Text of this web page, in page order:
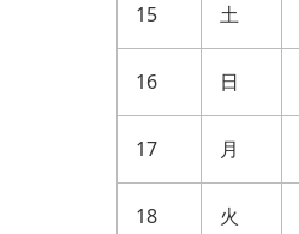
15 土
16 日
17 月
18 火